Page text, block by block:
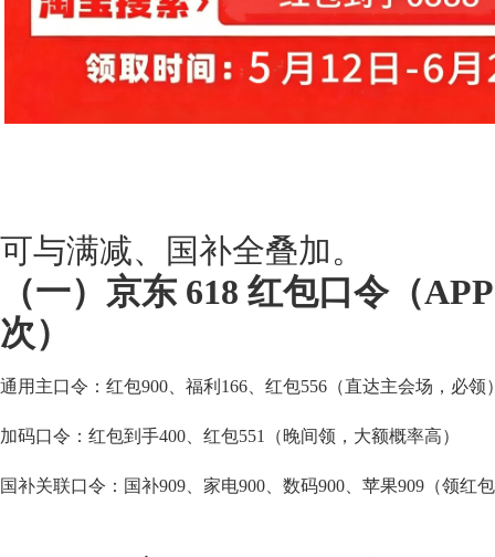
可与满减、国补全叠加。
（一）京东 618 红包口令（
次）
通用主口令：红包900、福利166、红包556（直达主会场，必领
加码口令：红包到手400、红包551（晚间领，大额概率高）
国补关联口令：国补909、家电900、数码900、苹果909（领红